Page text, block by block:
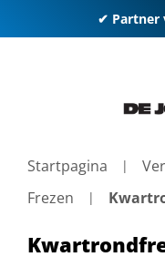
✔ Partner
Startpagina
Frezen